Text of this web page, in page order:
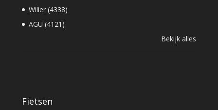
Wilier (4338)
AGU (4121)
Bekijk alles
Fietsen